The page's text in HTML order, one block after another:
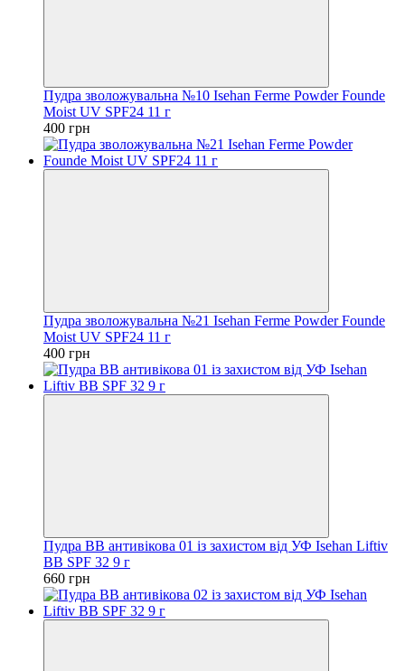
Пудра зволожувальна №10 Isehan Ferme Powder Founde
Moist UV SPF24 11 г
400 грн
Пудра зволожувальна №21 Isehan Ferme Powder Founde
Moist UV SPF24 11 г
400 грн
Пудра ВВ антивікова 01 із захистом від УФ Isehan Liftiv
BB SPF 32 9 г
660 грн